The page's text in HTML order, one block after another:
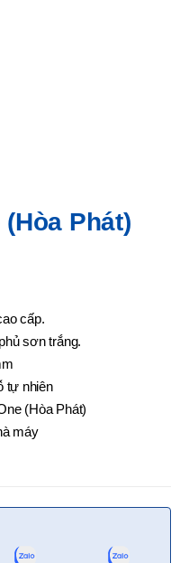
Phát)
cấp.
sơn trắng.
tự nhiên
(Hòa Phát)
máy